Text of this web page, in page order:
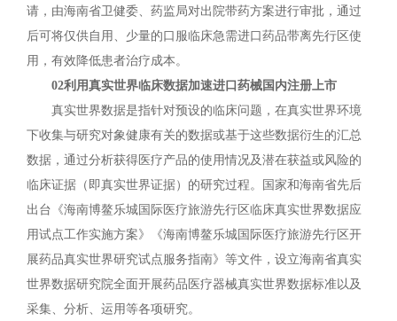
请，由海南省卫健委、药监局对出院带药方案进行审批，通过
后可将仅供自用、少量的口服临床急需进口药品带离先行区使
用，有效降低患者治疗成本。
02利用真实世界临床数据加速进口药械国内注册上市
真实世界数据是指针对预设的临床问题，在真实世界环境
下收集与研究对象健康有关的数据或基于这些数据衍生的汇总
数据，通过分析获得医疗产品的使用情况及潜在获益或风险的
临床证据（即真实世界证据）的研究过程。国家和海南省先后
出台《海南博鳌乐城国际医疗旅游先行区临床真实世界数据应
用试点工作实施方案》《海南博鳌乐城国际医疗旅游先行区开
展药品真实世界研究试点服务指南》等文件，设立海南省真实
世界数据研究院全面开展药品医疗器械真实世界数据标准以及
采集、分析、运用等各项研究。